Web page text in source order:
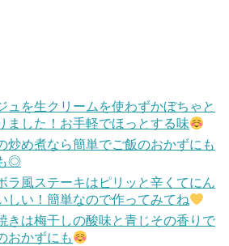
ュを生クリームを使わずかぼちゃと
ました！お手軽でほっとする味
炒め煮なら簡単でご飯のおかずにも
◎
ラ風ステーキはピリッと辛くてにん
しい！簡単なので作ってみてね
きは梅干しの酸味と青じその香りで
おかずにも